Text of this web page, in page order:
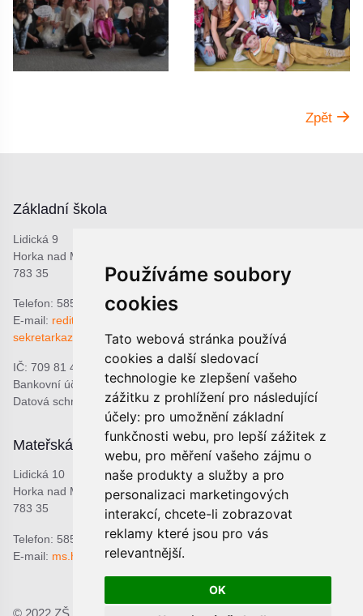
Používáme soubory
cookies
Tato webová stránka používá
cookies a další sledovací
technologie ke zlepšení vašeho
zážitku z prohlížení pro následující
účely: pro umožnění základní
funkčnosti webu, pro lepší zážitek z
webu, pro měření vašeho zájmu o
naše produkty a služby a pro
personalizaci marketingových
interakcí, chcete-li zobrazovat
reklamy které jsou pro vás
relevantnější.
OK
Zpět
Základní škola
Lidická 9
Horka nad Moravou
783 35
Telefon: 585 378 047
E-mail: reditel@zshorka.cz
sekretarkazshorka@seznam.cz
IČ: 709 81 493
Bankovní účet: 1809609309/0800
Datová schránka: bjema48
Mateřská škola
Lidická 10
Horka nad Moravou
783 35
Telefon: 585 378 068
E-mail: ms.horka@seznam.cz
Školní jídelna
Lidická 9
Horka nad Moravou
783 35
Telefon: 601 537 678